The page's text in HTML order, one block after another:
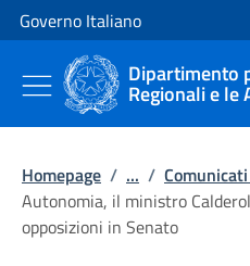
Vai al contenuto
Vai alla navigazione del sito
Governo Italiano
Dipartimento
Regionali e le
Homepage / ... /
Autonomia, il ministro
opposizioni in Senato